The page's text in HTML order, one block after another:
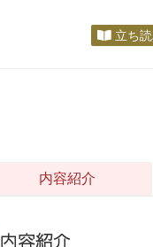
立ち
内容紹介
内容紹介